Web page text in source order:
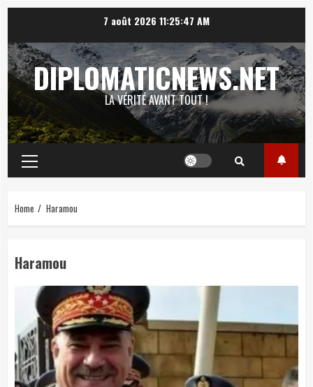
content
7 août 2026 11:25:48 AM
DIPLOMATICNEWS.NET
LA VÉRITÉ AVANT TOUT !
Primary
Menu
Home Haramou
Haramou